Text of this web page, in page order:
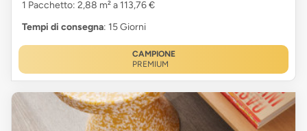
1 Pacchetto: 2,88 m² a 113,76 €
Tempi di consegna: 15 Giorni
CAMPIONE
PREMIUM